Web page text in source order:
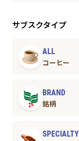
サブスクタイプ
ALL
コーヒー
BRAND
銘柄
SPECIALTY